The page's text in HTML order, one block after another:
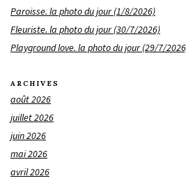
Paroisse. la photo du jour (1/8/2026)
Fleuriste. la photo du jour (30/7/2026)
Playground love. la photo du jour (29/7/
ARCHIVES
août 2026
juillet 2026
juin 2026
mai 2026
avril 2026